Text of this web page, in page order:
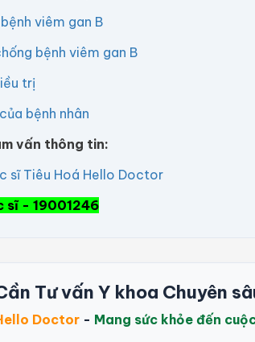
viêm gan B
bệnh viêm gan B
trị
bệnh nhân
vấn thông tin:
sĩ Tiêu Hoá Hello Doctor
sĩ - 19001246
Tư vấn Y khoa Chuyên
Doctor - Mang sức khỏe đến